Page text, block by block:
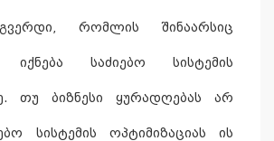
რომლის შინაარსიც
იქნება საძიებო სისტემის
თუ ბიზნესი ყურადღებას არ
სისტემის ოპტიმიზაციას ის